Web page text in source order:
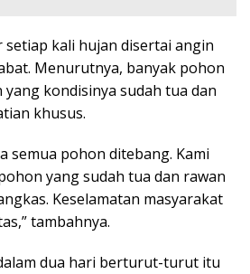
kali hujan disertai angin
Menurutnya, banyak pohon
kondisinya sudah tua dan
khusus.
semua pohon ditebang. Kami
yang sudah tua dan rawan
Keselamatan masyarakat
tambahnya.
dua hari berturut-turut itu